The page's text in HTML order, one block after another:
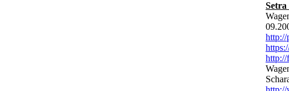
Setra
http://
http://